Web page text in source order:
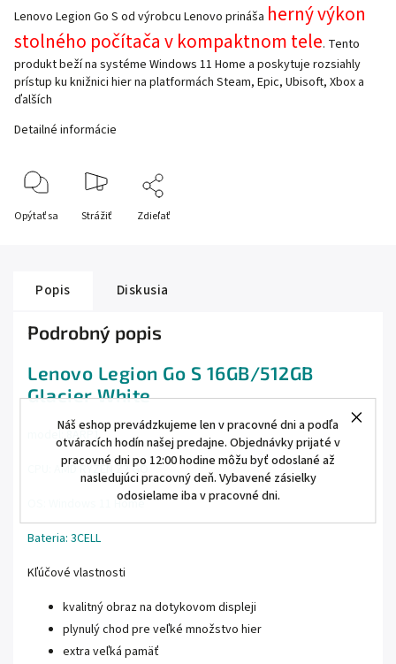
Náš eshop prevádzkujeme len v pracovné dni a podľa
otváracích hodín našej predajne. Objednávky prijaté v
pracovné dni po 12:00 hodine môžu byť odoslané až
nasledujúci pracovný deň. Vybavené zásielky
odosielame iba v pracovné dni.
Lenovo Legion Go S od výrobcu Lenovo prináša herný výkon
stolného počítača v kompaktnom tele. Tento
produkt beží na systéme Windows 11 Home a poskytuje rozsiahly
prístup ku knižnici hier na platformách Steam, Epic, Ubisoft, Xbox a
ďalších
Detailné informácie
Opýtať sa Strážiť Zdieľať
Popis Diskusia
Podrobný popis
Lenovo Legion Go S 16GB/512GB
Glacier White
model: 8ARP1
CPU: AMD RYZEN Z2 GO
OS: Windows 11 Home
Bateria: 3CELL
Kľúčové vlastnosti
kvalitný obraz na dotykovom displeji
plynulý chod pre veľké množstvo hier
extra veľká pamäť